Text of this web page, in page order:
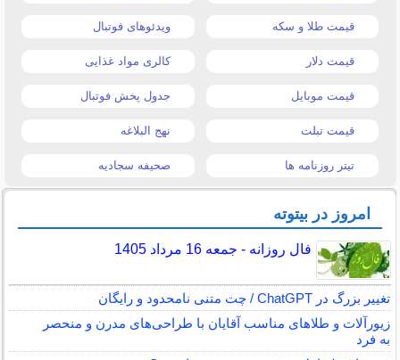
قیمت طلا و سکه ویدئوهای فوتبال
قیمت دلار کالری مواد غذایی
قیمت موبایل جدول پخش فوتبال
قیمت تبلت نهج البلاغه
تیتر روزنامه ها صحیفه سجادیه
امروز در بیتوته
فال روزانه - جمعه 16 مرداد 1405
تغییر بزرگ در ChatGPT / چت متنی نامحدود و رایگان
زیورآلات و طلاهای مناسب آقایان با طراحی‌های مدرن و منحصر
به فرد